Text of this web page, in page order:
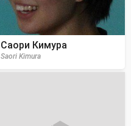
Саори Кимура
Saori Kimura